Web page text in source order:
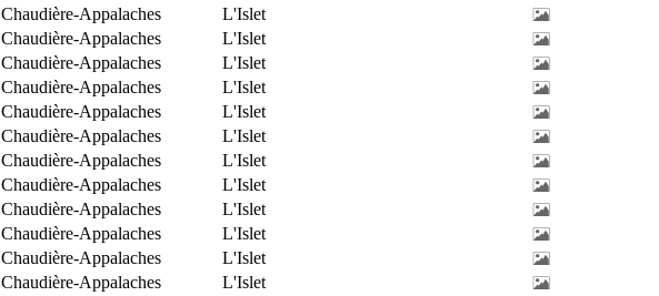
Chaudière-Appalaches
L'Islet
Chaudière-Appalaches
L'Islet
Chaudière-Appalaches
L'Islet
Chaudière-Appalaches
L'Islet
Chaudière-Appalaches
L'Islet
Chaudière-Appalaches
L'Islet
Chaudière-Appalaches
L'Islet
Chaudière-Appalaches
L'Islet
Chaudière-Appalaches
L'Islet
Chaudière-Appalaches
L'Islet
Chaudière-Appalaches
L'Islet
Chaudière-Appalaches
L'Islet